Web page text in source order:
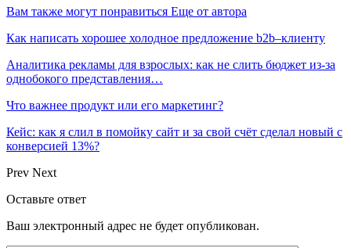
Вам также могут понравиться Еще от автора
Как написать хорошее холодное предложение b2b–клиенту
Аналитика рекламы для взрослых: как не слить бюджет из-за
однобокого представления…
Что важнее продукт или его маркетинг?
Кейс: как я слил в помойку сайт и за свой счёт сделал новый с
конверсией 13%?
Prev Next
Оставьте ответ
Ваш электронный адрес не будет опубликован.